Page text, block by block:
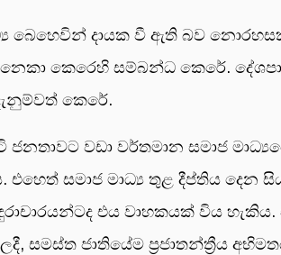
බෙහෙවින් දායක වී ඇති බව
කෙරෙහි සම්බන්ධ කෙරේ.
කෙරේ.
වඩා වර්තමාන සමාජ
සමාජ මාධ්‍ය තුළ දීප්තිය දෙන
දුරාචාරයන්ටද එය වාහකයක් විය
සමස්ත ජාතියේම ප්‍රජාතන්ත්‍රීය